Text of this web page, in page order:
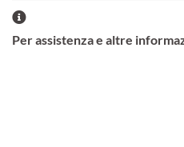
Per assistenza e altre